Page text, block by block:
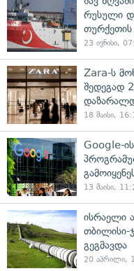
რუსული
23 ივნისი,
Zara-ს
შედეგად
18 მაისი,
Google-
13 მაისი,
ისრაელი
თბილისი-
გეგმავდა
20 აპრილი,